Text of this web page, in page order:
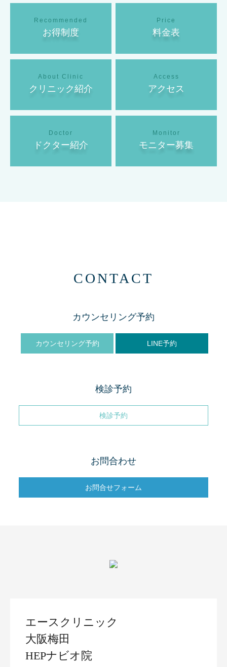
お得制度 料金表
クリニック紹介 アクセス
ドクター紹介 モニター募集
CONTACT
カウンセリング予約
カウンセリング予約 LINE予約
検診予約
検診予約
お問合わせ
お問合せフォーム
エースクリニック
大阪梅田
HEPナビオ院